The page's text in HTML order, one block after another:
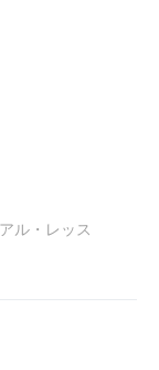
ル・レッス